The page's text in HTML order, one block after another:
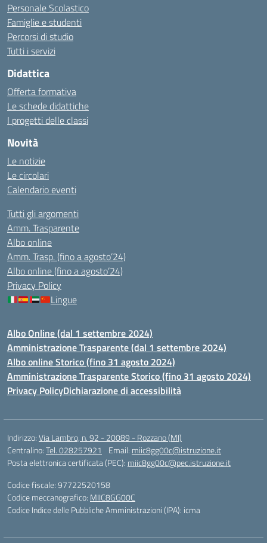
Personale Scolastico
Famiglie e studenti
Percorsi di studio
Tutti i servizi
Didattica
Offerta formativa
Le schede didattiche
I progetti delle classi
Novità
Le notizie
Le circolari
Calendario eventi
Tutti gli argomenti
Amm. Trasparente
Albo online
Amm. Trasp. (fino a agosto’24)
Albo online (fino a agosto’24)
Privacy Policy
Lingue
Albo Online (dal 1 settembre 2024)
Amministrazione Trasparente (dal 1 settembre 2024)
Albo online Storico (fino 31 agosto 2024)
Amministrazione Trasparente Storico (fino 31 agosto 2024)
Privacy PolicyDichiarazione di accessibilità
Indirizzo:Via Lambro, n. 92 - 20089 - Rozzano (MI)
Centralino:Tel. 028257921 Email: miic8gg00c@istruzione.it
Posta elettronica certificata (PEC): miic8gg00c@pec.istruzione.it
Codice fiscale: 97722520158
Codice meccanografico: MIIC8GG00C
Codice Indice delle Pubbliche Amministrazioni (IPA): icma